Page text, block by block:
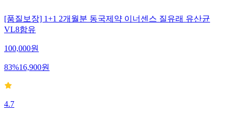
[품질보장] 1+1 2개월분 동국제약 이너센스 질유래 유산균
VL8함유
100,000원
83%16,900원
4.7